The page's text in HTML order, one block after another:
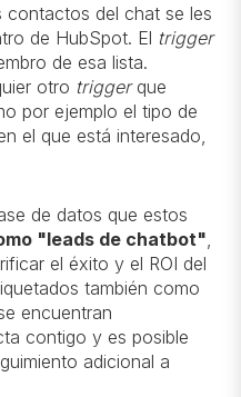
contactos del chat se les
de HubSpot. El trigger
de esa lista.
otro triggerque
por ejemplo el tipo de
el que está interesado,
de datos que estos
"leads de chatbot"
el éxito y el ROI del
también como
encuentran
contigo y es posible
adicional a